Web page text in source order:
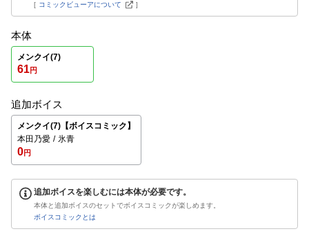
[ コミックビューアについて ]
本体
メンクイ(7)
61円
追加ボイス
メンクイ(7)【ボイスコミック】
本田乃愛
氷青
0円
追加ボイスを楽しむには本体が必要です。
本体と追加ボイスのセットでボイスコミックが楽しめます。
ボイスコミックとは